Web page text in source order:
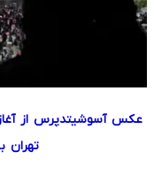
عکس آسوشیتدپرس از
تهران به